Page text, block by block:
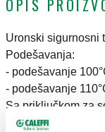
OPIS
Uronski sigurnosni
Podešavanja:
- podešavanje
- podešavanje
Sa priključkom za